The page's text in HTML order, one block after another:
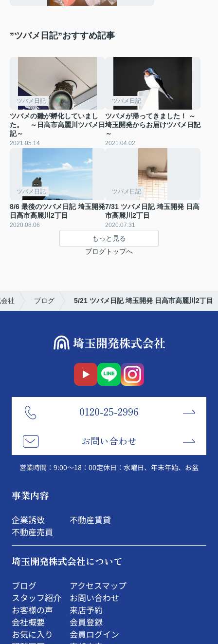
”ツバメ日記”おすすめ記事
ツバメ日記
ツバメの雛が孵化していまし
た。 ～日高市高麗川ツバメ日
記～
2021.05.14
ツバメ日記
ツバメが帰ってきました！ ～
埼玉開発からお届けツバメ日記
～
2021.04.02
ツバメ日記
8/6 最後のツバメ日記 埼玉開発
日高市高麗川2丁目
2020.08.06
ツバメ日記
7/31 ツバメ日記 埼玉開発 日高
市高麗川2丁目
2020.07.31
もっと見る
ブログトップへ
社 ブログ 5/21 ツバメ日記 埼玉開発 日高市高麗川2丁目
0120-25-2996
お問い合わせ
営業時間：9:00～18：00定休日：水曜日、年末年始、お盆
事業内容
企業誘致
不動産売買
不動産賃貸
埼玉開発株式会社について
ブログ
スタッフ紹介
お客様の声
会社概要
お気に入り
アクセスマップ
お問い合わせ
来店予約
会員登録
会員ログイン